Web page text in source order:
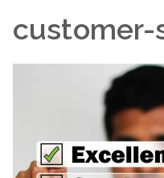
customer-